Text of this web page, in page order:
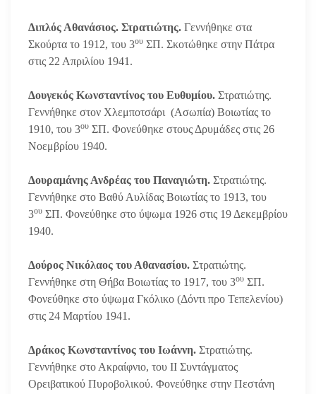
Διπλός Αθανάσιος. Στρατιώτης. Γεννήθηκε στα
Σκούρτα το 1912, του 3ου ΣΠ. Σκοτώθηκε στην Πάτρα
στις 22 Απριλίου 1941.
Δουγεκός Κωνσταντίνος του Ευθυμίου. Στρατιώτης.
Γεννήθηκε στον Χλεμποτσάρι (Ασωπία) Βοιωτίας το
1910, του 3ου ΣΠ. Φονεύθηκε στους Δρυμάδες στις 26
Νοεμβρίου 1940.
Δουραμάνης Ανδρέας του Παναγιώτη. Στρατιώτης.
Γεννήθηκε στο Βαθύ Αυλίδας Βοιωτίας το 1913, του
3ου ΣΠ. Φονεύθηκε στο ύψωμα 1926 στις 19 Δεκεμβρίου
1940.
Δούρος Νικόλαος του Αθανασίου. Στρατιώτης.
Γεννήθηκε στη Θήβα Βοιωτίας το 1917, του 3ου ΣΠ.
Φονεύθηκε στο ύψωμα Γκόλικο (Δόντι προ Τεπελενίου)
στις 24 Μαρτίου 1941.
Δράκος Κωνσταντίνος του Ιωάννη. Στρατιώτης.
Γεννήθηκε στο Ακραίφνιο, του ΙΙ Συντάγματος
Ορειβατικού Πυροβολικού. Φονεύθηκε στην Πεστάνη